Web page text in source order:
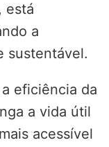
está
a
sustentável.
eficiência da
a vida útil
acessível